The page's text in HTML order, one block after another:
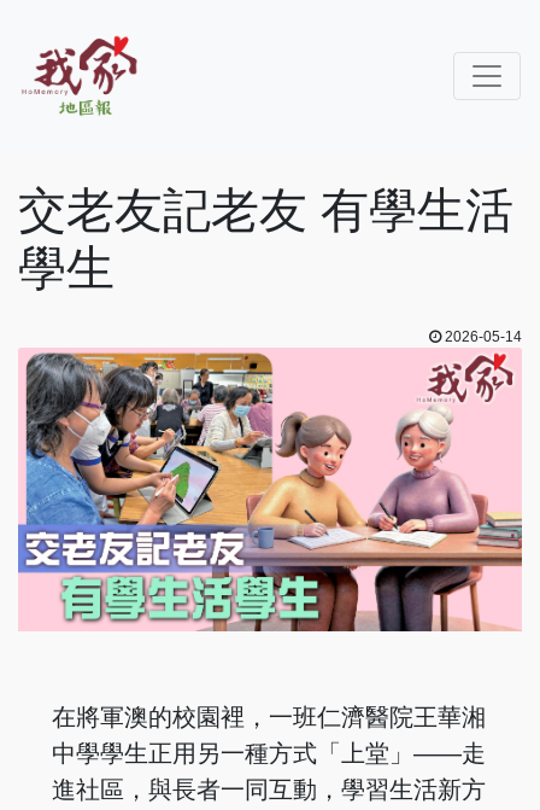
交老友記老友 有學生活
學生
2026-05-14
在將軍澳的校園裡，一班仁濟醫院王華湘
中學學生正用另一種方式「上堂」——走
進社區，與長者一同互動，學習生活新方